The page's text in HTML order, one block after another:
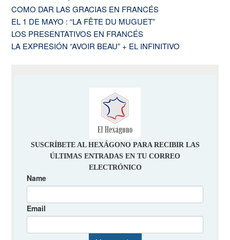
COMO DAR LAS GRACIAS EN FRANCÉS
EL 1 DE MAYO : “LA FÊTE DU MUGUET”
LOS PRESENTATIVOS EN FRANCÉS
LA EXPRESIÓN “AVOIR BEAU” + EL INFINITIVO